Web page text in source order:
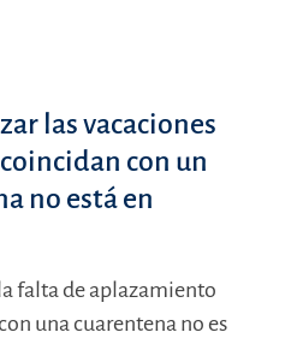
las vacaciones
con un
no está en
falta de aplazamiento
una cuarentena no es